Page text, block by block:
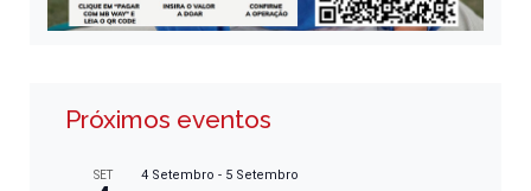
Próximos eventos
SET 4 Setembro - 5 Setembro